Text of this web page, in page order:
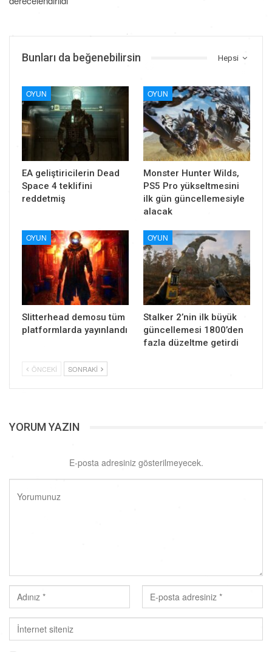
Hepsi
Bunları da beğenebilirsin
OYUN
EA geliştiricilerin Dead
Space 4 teklifini
reddetmiş
OYUN
Monster Hunter Wilds,
PS5 Pro yükseltmesini
ilk gün güncellemesiyle
alacak
OYUN
Slitterhead demosu tüm
platformlarda yayınlandı
OYUN
Stalker 2’nin ilk büyük
güncellemesi 1800’den
fazla düzeltme getirdi
ÖNCEKI SONRAKI
YORUM YAZIN
E-posta adresiniz gösterilmeyecek.